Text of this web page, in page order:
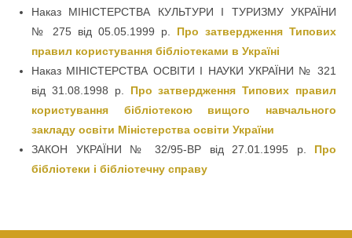
Наказ МІНІСТЕРСТВА КУЛЬТУРИ І ТУРИЗМУ УКРАЇНИ
№ 275 від 05.05.1999 р. Про затвердження Типових
правил користування бібліотеками в Україні
Наказ МІНІСТЕРСТВА ОСВІТИ І НАУКИ УКРАЇНИ № 321
від 31.08.1998 р. Про затвердження Типових правил
користування бібліотекою вищого навчального
закладу освіти Міністерства освіти України
ЗАКОН УКРАЇНИ № 32/95-ВР від 27.01.1995 р. Про
бібліотеки і бібліотечну справу